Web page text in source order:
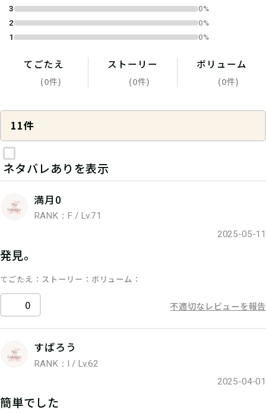
3
0%
2
0%
1
0%
てごたえ
(0件)
ストーリー
(0件)
ボリューム
(0件)
11件
ネタバレありを表示
満月0
RANK：F / Lv.71
2025-05-11
発見。
てごたえ ストーリー ボリューム
0 不適切なレビューを報告
すぱろう
RANK：I / Lv.62
2025-04-01
簡単でした